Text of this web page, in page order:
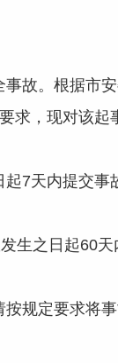
故。根据市
求，现对该起
7天内提交事
生之日起60天
规定要求将